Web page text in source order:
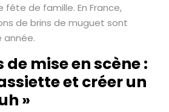
fête de famille. En France,
de brins de muguet sont
année.
mise en scène :
et créer un
»